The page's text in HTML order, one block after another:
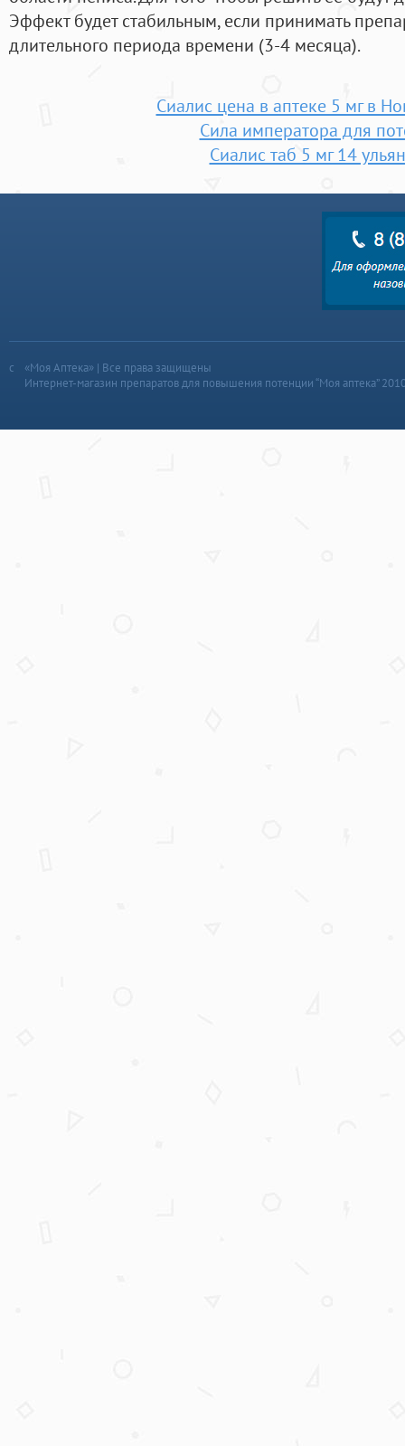
Эффект будет стабильным, если принимать
длительного периода времени (3-4 месяца).
Сиалис цена в аптеке 5 мг в
Сила императора для
Сиалис таб 5 мг 14
«Моя Аптека» | Все права защищены
Интернет-магазин препаратов для повышения потенции “Моя аптека”